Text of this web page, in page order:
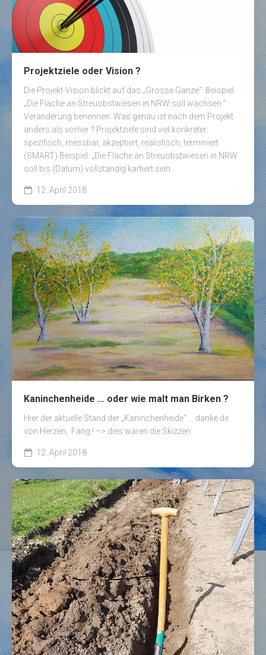
Projektziele oder Vision ?
Die Projekt-Vision blickt auf das „Grosse Ganze“. Beispiel:
„Die Fläche an Streuobstwiesen in NRW soll wachsen.“
Veränderung benennen: Was genau ist nach dem Projekt
anders als vorher ? Projektziele sind viel konkreter:
spezifisch, messbar, akzeptiert, realistisch, terminiert
(SMART) Beispiel: „Die Fläche an Streuobstwiesen in NRW
soll bis (Datum) vollständig kartiert sein...
12. April 2018
Kaninchenheide … oder wie malt man Birken ?
Hier der aktuelle Stand der „Kaninchenheide“ … danke dir
von Herzen, Fang ! –> dies waren die Skizzen
12. April 2018